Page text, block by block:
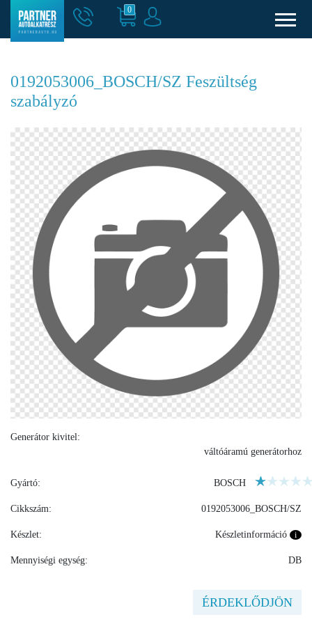
0
0192053006_BOSCH/SZ Feszültség
szabályzó
Generátor kivitel:
váltóáramú generátorhoz
Gyártó: BOSCH
Cikkszám: 0192053006_BOSCH/SZ
Készlet: Készletinformáció i
Mennyiségi egység: DB
ÉRDEKLŐDJÖN